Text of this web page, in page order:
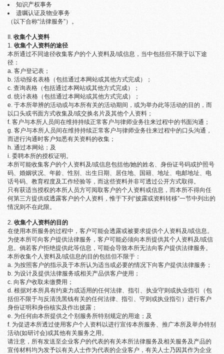
知识产权事务
遗嘱认证及物业事务
（以下合称“法律服务”）。
收集个人资料
收集个人资料的途径
本所通过不同途径收集客户的个人资料及/或信息，当中包括但不限于以下途
径：
客户登记表；
活动报名表格（包括通过本网站或其他方式完成）；
查询表格（包括通过本网站或其他方式完成）；
统计表格（包括通过本网站或其他方式完成）；
于本所举辨的活动或与本所有关的活动期间，或为举办此等活动的目的，而
以口头或书面方式收集及/或交换名片及其他个人资料；
客户与本所人员间在维持持续正常客户与律师业务往来过程中的书面沟通；
客户与本所人员间在维持持续正常客户与律师业务往来过程中的口头沟通，
而进行沟通时客户知悉有关资料的收集；
通过本网站；及
委聘本所的授权证明。
本所可能收集客户的个人资料及/或信息包括他/她的姓名、身份证号码或护照号
码、婚姻状况、年龄、性别、出生日期、居住地、国籍、地址、电邮地址、电
话号码、教育程度及工作经验等，而这些资料并非可透过公开方式取得。
只有获适当授权的本所人员方可阅取客户的个人资料或信息，而本所不得向任
何第三方提供或透露客户的个人资料，惟于下列“披露或资料转移”一节中列出的
情况则不在此限。
收集个人资料的目的
在使用本所服务的过程中，客户可能会透露或被要求提供个人资料及/或信息。
为使本所可向客户提供法律服务，客户可能必须向本所提供其个人资料及/或信
息。倘若客户拒绝提供此等信息，可能会导致本所无法向客户提供法律服务。
本所收集个人资料及/或信息的目的包括但不限于：
为按照客户的指示及于本所认为适当或必要的情况下向客户提供法律服务；
为设计及提供法律服务或相关产品供客户使用；
向客户收取未缴费用；
根据对本所具有约束力或适用的任何法律、指引、执业守则或执业指引（包
括但不限于与反清洗黑钱有关的任何法律、指引、守则或执业指引）进行客户
身份证明和身份核实及作出披露；
为任何由本所提供之个别服务所特别规定的用途；及
为促进本所透过使用客户个人资料以进行宣传本所服务、推广本所及举办特别
活动(如研讨会)或其他有关服务之用。
请注意，所有发送至企业客户的代表的有关本所法律服务及相关服务及产品的
宣传材料均为发予以有关人士作为代表的企业客户，有关人士乃因其作为企业